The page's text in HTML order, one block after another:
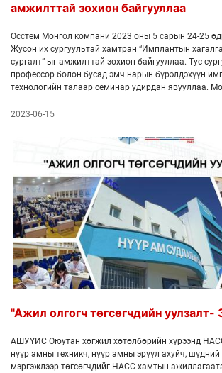
амжилттай зохион байгууллаа
Осстем Монгол компани 2023 оны 5 сарын 24-25 өдрүүдэд БНСУ-ын
Жусон их сургуультай хамтран “Имплантын
сургалт”-ыг амжилттай зохион байгууллаа. Тус сургуулийн дөрвөн
профессор болон бусад эмч нарын бүрэлдэхүүн
технологийн талаар семинар удирдан явууллаа. Монгол улсаас
дадлагын хичээл заасан бөгөөд гар дадлагын
үйл ажиллагаа явуулж буй лаборатори, шүдний
өгөөжтэй өнгөрөөх нөхцөлийг бүрдүүлж өгсөн. Осстем Монгол
компаний гүйцэтгэх захирал Бэ Хёнг Квон
эмнэлгийн салбарыг хөгжүүлэхийн тулд сургалт
чанартай зохион байгуулах хүсэлтэй байгаагаа
2023-06-15
"Ажил олгогч төгсөгчдийн уулзалт-
АШУҮИС Оюутан хөгжил хөтөлбөрийн хүрээнд
нүүр амны техникч, нүүр амны эрүүл ахуйч,
мэргэжлээр төгсөгчдийг НАСС хамтын